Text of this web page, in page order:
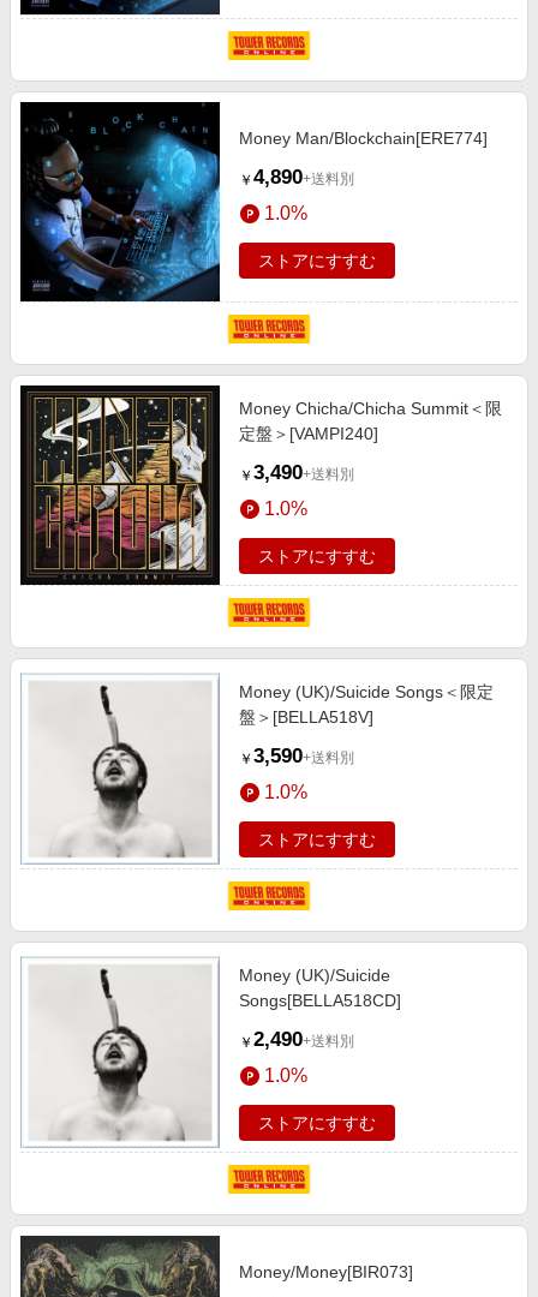
Money Man/Blockchain[ERE774]
￥ 4,890+送料別
1.0%
ストアにすすむ
Money Chicha/Chicha Summit＜限
定盤＞[VAMPI240]
￥ 3,490+送料別
1.0%
ストアにすすむ
Money (UK)/Suicide Songs＜限定
盤＞[BELLA518V]
￥ 3,590+送料別
1.0%
ストアにすすむ
Money (UK)/Suicide
Songs[BELLA518CD]
￥ 2,490+送料別
1.0%
ストアにすすむ
Money/Money[BIR073]